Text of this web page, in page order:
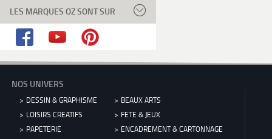
LES MARQUES OZ SONT SUR
NOS UNIVERS
DESSIN & GRAPHISME
BEAUX ARTS
LOISIRS CREATIFS
FETE & JEUX
PAPETERIE
ENCADREMENT & CARTONNAGE